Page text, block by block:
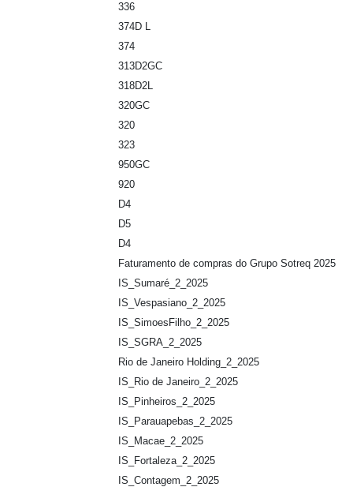
336
374D L
374
313D2GC
318D2L
320GC
320
323
950GC
920
D4
D5
D4
Faturamento de compras do Grupo Sotreq 2025
IS_Sumaré_2_2025
IS_Vespasiano_2_2025
IS_SimoesFilho_2_2025
IS_SGRA_2_2025
Rio de Janeiro Holding_2_2025
IS_Rio de Janeiro_2_2025
IS_Pinheiros_2_2025
IS_Parauapebas_2_2025
IS_Macae_2_2025
IS_Fortaleza_2_2025
IS_Contagem_2_2025